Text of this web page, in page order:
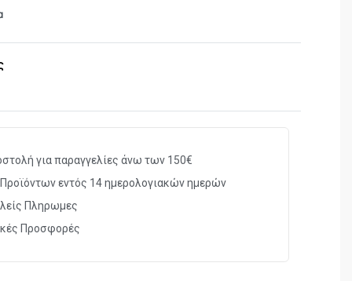
για παραγγελίες άνω των 150€
εντός 14 ημερολογιακών ημερών
Πληρωμες
Προσφορές